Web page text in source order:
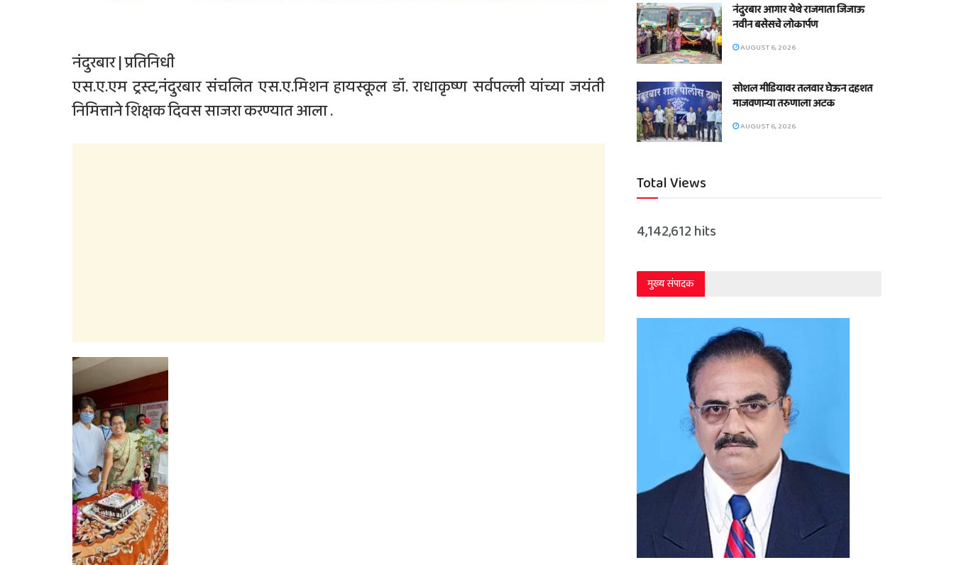
नंदुरबार | प्रतिनिधी
एस.ए.एम ट्रस्ट,नंदुरबार संचलित एस.ए.मिशन हायस्कूल डॉ. राधाकृष्ण सर्वपल्ली यांच्या जयंती
निमित्ताने शिक्षक दिवस साजरा करण्यात आला .
नंदुरबार आगार येथे राजमाता जिजाऊ
नवीन बसेसचे लोकार्पण
AUGUST 6, 2026
सोशल मीडियावर तलवार घेऊन दहशत
माजवणाऱ्या तरुणाला अटक
AUGUST 6, 2026
Total Views
4,142,612 hits
मुख्य संपादक